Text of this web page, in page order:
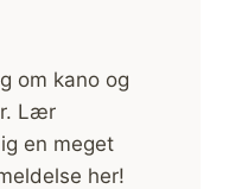
om kano og
Lær
en meget
her!